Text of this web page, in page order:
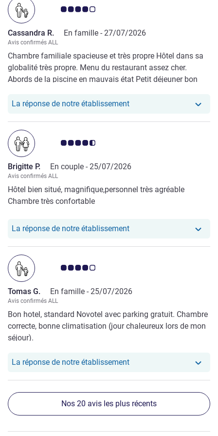
Note Avis clients 4.0/5
Cassandra R. En famille - 27/07/2026
Avis confirmés ALL
Chambre familiale spacieuse et très propre Hôtel dans sa
globalité très propre. Menu du restaurant assez cher.
Abords de la piscine en mauvais état Petit déjeuner bon
et peu de choix.
La réponse de notre établissementNotre hôtel a repondu au
Note Avis clients 4.5/5
Brigitte P. En couple - 25/07/2026
Avis confirmés ALL
Hôtel bien situé, magnifique,personnel très agréable
Chambre très confortable
La réponse de notre établissementNotre hôtel a repondu au
Note Avis clients 4.0/5
Tomas G. En famille - 25/07/2026
Avis confirmés ALL
Bon hotel, standard Novotel avec parking gratuit. Chambre
correcte, bonne climatisation (jour chaleureux lors de mon
séjour).
La réponse de notre établissementNotre hôtel a repondu au
Nos 20 avis les plus récents